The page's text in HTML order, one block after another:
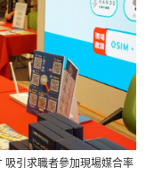
吸引求職者參加現場媒合率